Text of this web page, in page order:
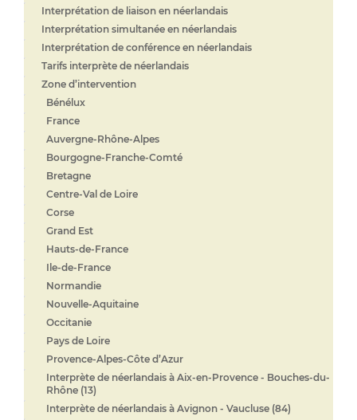
Interprétation de liaison en néerlandais
Interprétation simultanée en néerlandais
Interprétation de conférence en néerlandais
Tarifs interprète de néerlandais
Zone d’intervention
Bénélux
France
Auvergne-Rhône-Alpes
Bourgogne-Franche-Comté
Bretagne
Centre-Val de Loire
Corse
Grand Est
Hauts-de-France
Ile-de-France
Normandie
Nouvelle-Aquitaine
Occitanie
Pays de Loire
Provence-Alpes-Côte d’Azur
Interprète de néerlandais à Aix-en-Provence - Bouches-du-
Rhône (13)
Interprète de néerlandais à Avignon - Vaucluse (84)